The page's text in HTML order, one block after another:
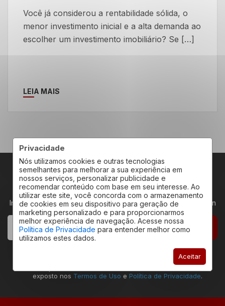
Privacidade
Nós utilizamos cookies e outras tecnologias
semelhantes para melhorar a sua experiência em
nossos serviços, personalizar publicidade e
recomendar conteúdo com base em seu interesse. Ao
utilizar este site, você concorda com o armazenamento
de cookies em seu dispositivo para geração de
marketing personalizado e para proporcionarmos
melhor experiência de navegação. Acesse nossa
Política de Privacidade para entender melhor como
utilizamos estes dados.
Aceitar
Você já considerou a rentabilidade sólida, o
menor investimento inicial e a alta demanda ao
escolher um investimento imobiliário? Se […]
LEIA MAIS
RECEBA NOVIDADES
Insira seu email abaixo para receber novidades da Redeplan
CADASTRAR
Declaro estar ciente que a ação de envio deste
formulário permite que eu seja contatado pela
exposto nos Termos de Uso e Política de Privacidade.